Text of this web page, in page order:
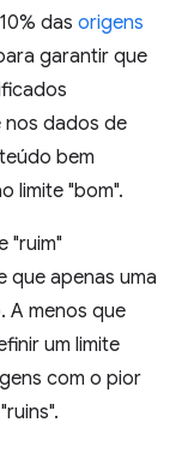
das origens
garantir que
nos dados de
bem
limite "bom".
"ruim"
que apenas uma
A menos que
um limite
com o pior